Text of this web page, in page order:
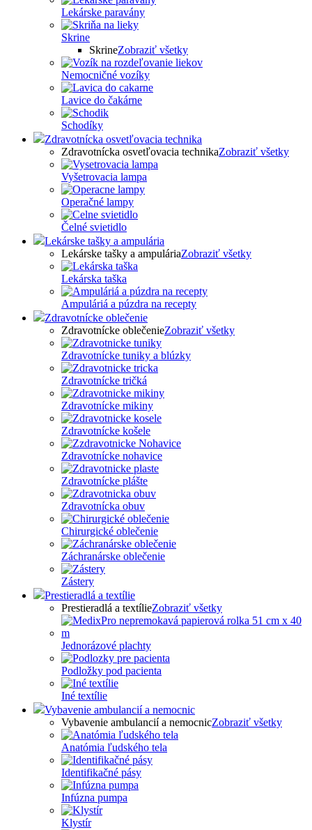
Lekárske paravány
Skrine
SkrineZobraziť všetky
Nemocničné vozíky
Lavice do čakárne
Schodíky
Zdravotnícka osvetľovacia technika
Zdravotnícka osvetľovacia technikaZobraziť všetky
Vyšetrovacia lampa
Operačné lampy
Čelné svietidlo
Lekárske tašky a ampulária
Lekárske tašky a ampuláriaZobraziť všetky
Lekárska taška
Ampuláriá a púzdra na recepty
Zdravotnícke oblečenie
Zdravotnícke oblečenieZobraziť všetky
Zdravotnícke tuniky a blúzky
Zdravotnícke tričká
Zdravotnícke mikiny
Zdravotnícke košele
Zdravotnícke nohavice
Zdravotnícke plášte
Zdravotnícka obuv
Chirurgické oblečenie
Záchranárske oblečenie
Zástery
Prestieradlá a textílie
Prestieradlá a textílieZobraziť všetky
Jednorázové plachty
Podložky pod pacienta
Iné textílie
Vybavenie ambulancií a nemocnic
Vybavenie ambulancií a nemocnicZobraziť všetky
Anatómia ľudského tela
Identifikačné pásy
Infúzna pumpa
Klystír